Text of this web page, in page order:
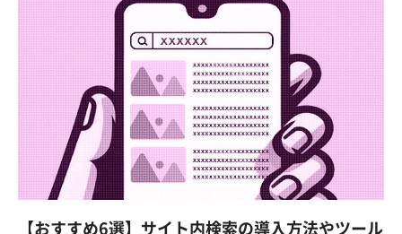
【おすすめ6選】サイト内検索の導入方法やツール